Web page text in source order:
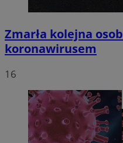
Zmarła kolejna
koronawirusem
16